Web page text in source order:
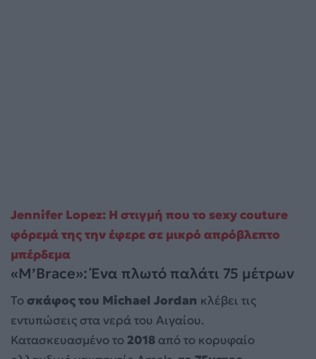
Jennifer Lopez: Η στιγμή που το sexy couture
φόρεμά της την έφερε σε μικρό απρόβλεπτο
μπέρδεμα
«M’Brace»: Ένα πλωτό παλάτι 75 μέτρων
Τοσκάφος του Michael Jordan κλέβει τις
εντυπώσεις στα νερά του Αιγαίου.
Κατασκευασμένο το 2018 από το κορυφαίο